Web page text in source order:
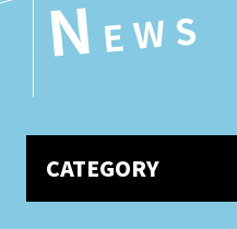
N EWS
CATEGORY